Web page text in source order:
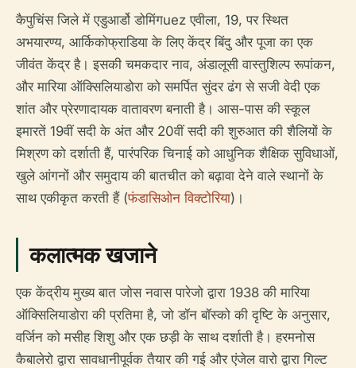
कैपुचिंस जिले में एडुआर्डो डोमिंगuez एवीला, 19, पर स्थित
अभयारण्य, आर्किकोफ्राडिया के लिए केंद्र बिंदु और पूजा का एक
जीवंत केंद्र है। इसकी चमकदार नाव, अंडालूसी वास्तुशिल्प रूपांकन,
और मारिया ऑक्सिलियाडोरा को समर्पित सुंदर ढंग से सजी वेदी एक
शांत और प्रेरणादायक वातावरण बनाती है। आस-पास की स्कूल
इमारतें 19वीं सदी के अंत और 20वीं सदी की शुरुआत की शैलियों के
मिश्रण को दर्शाती हैं, पारंपरिक चिनाई को आधुनिक शैक्षिक सुविधाओं,
खुले आंगनों और समुदाय की बातचीत को बढ़ावा देने वाले स्थानों के
साथ एकीकृत करती हैं (फंडासिओन विक्टोरिया)।
कलात्मक खजाने
एक केंद्रीय मुख्य बात जोस नवास पारेजो द्वारा 1938 की मारिया
ऑक्सिलियाडोरा की प्रतिमा है, जो डॉन बॉस्को की दृष्टि के अनुसार,
वर्जिन को मसीह शिशु और एक छड़ी के साथ दर्शाती है। हरमनोस
कैबालेरो द्वारा सावधानीपूर्वक तैयार की गई और एंजेल वारो द्वारा गिल्ट